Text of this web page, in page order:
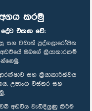
කරමු
එකඟ වේ:
සහ වඩාත් පුද්ගලාරෝපිත
ඔබගේ ක්‍රියාකාරකම්
සහ ක්‍රියාකාරීත්වය
උපාංග විස්තර සහ
අඩවිය වැඩිදියුණු කිරීම